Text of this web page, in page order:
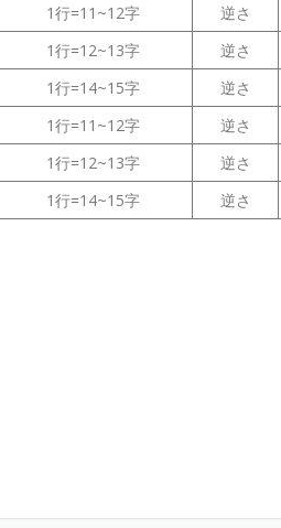
1行=11~12字 逆さ
1行=12~13字 逆さ
1行=14~15字 逆さ
1行=11~12字 逆さ
1行=12~13字 逆さ
1行=14~15字 逆さ